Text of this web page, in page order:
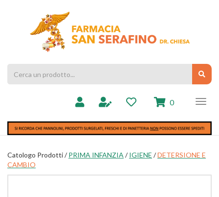
Prodotto
0 prodotti
inseriti
Catologo Prodotti /PRIMA INFANZIA /IGIENE /DETERSIONE E
CAMBIO